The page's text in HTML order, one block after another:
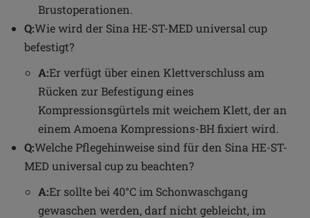
Brustoperationen.
Q:Wie wird der Sina HE-ST-MED universal cup
befestigt?
A:Er verfügt über einen Klettverschluss am
Rücken zur Befestigung eines
Kompressionsgürtels mit weichem Klett, der an
einem Amoena Kompressions-BH fixiert wird.
Q:Welche Pflegehinweise sind für den Sina HE-ST-
MED universal cup zu beachten?
A:Er sollte bei 40°C im Schonwaschgang
gewaschen werden, darf nicht gebleicht, im